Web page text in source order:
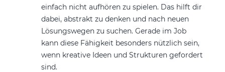
einfach nicht aufhören zu spielen. Das hilft dir
dabei, abstrakt zu denken und nach neuen
Lösungswegen zu suchen. Gerade im Job
kann diese Fähigkeit besonders nützlich sein,
wenn kreative Ideen und Strukturen gefordert
sind.